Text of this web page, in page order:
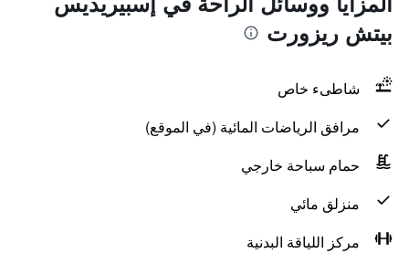
بيتش ريزورت
شاطىء خاص
مرافق الرياضات المائية (في الموقع)
حمام سباحة خارجي
منزلق مائي
مركز اللياقة البدنية